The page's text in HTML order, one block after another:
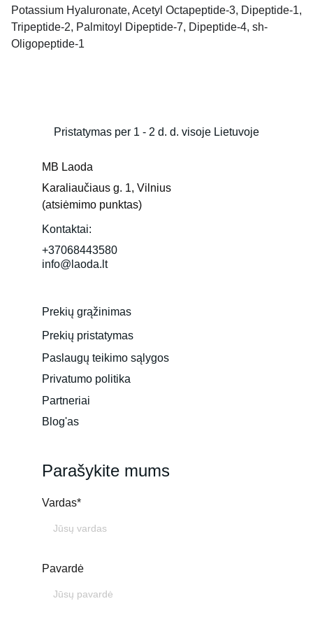
Potassium Hyaluronate, Acetyl Octapeptide-3, Dipeptide-1,
Tripeptide-2, Palmitoyl Dipeptide-7, Dipeptide-4, sh-
Oligopeptide-1
Parašykite mums
Vardas*
Pavardė
MB Laoda
Karaliaučiaus g. 1, Vilnius
(atsiėmimo punktas)
Kontaktai:
+37068443580
info@laoda.lt
Paslaugų teikimo sąlygos
Prekių grąžinimas
Prekių pristatymas
Privatumo politika
Pristatymas per 1 - 2 d. d. visoje Lietuvoje
Partneriai
Blog'as